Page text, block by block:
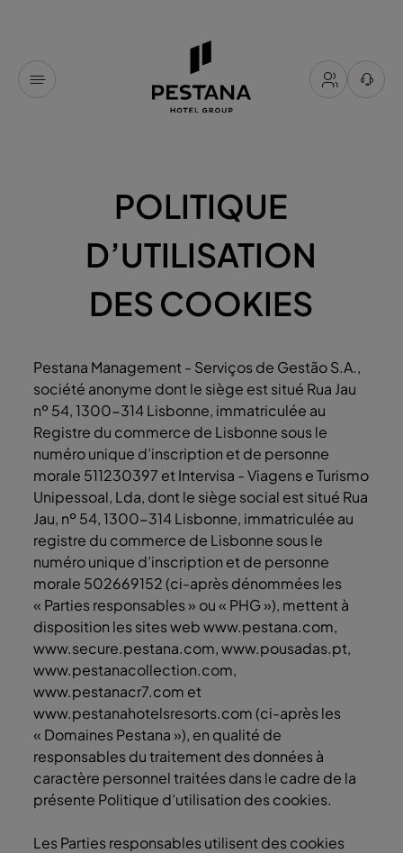
POLITIQUE
D’UTILISATION
DES COOKIES
Pestana Management - Serviços de Gestão S.A.,
société anonyme dont le siège est situé Rua Jau
nº 54, 1300-314 Lisbonne, immatriculée au
Registre du commerce de Lisbonne sous le
numéro unique d’inscription et de personne
morale 511230397 et Intervisa - Viagens e Turismo
Unipessoal, Lda, dont le siège social est situé Rua
Jau, nº 54, 1300-314 Lisbonne, immatriculée au
registre du commerce de Lisbonne sous le
numéro unique d’inscription et de personne
morale 502669152 (ci-après dénommées les
« Parties responsables » ou « PHG »), mettent à
disposition les sites web www.pestana.com,
www.secure.pestana.com, www.pousadas.pt,
www.pestanacollection.com,
www.pestanacr7.com et
www.pestanahotelsresorts.com (ci-après les
« Domaines Pestana »), en qualité de
responsables du traitement des données à
caractère personnel traitées dans le cadre de la
présente Politique d’utilisation des cookies.
Les Parties responsables utilisent des cookies